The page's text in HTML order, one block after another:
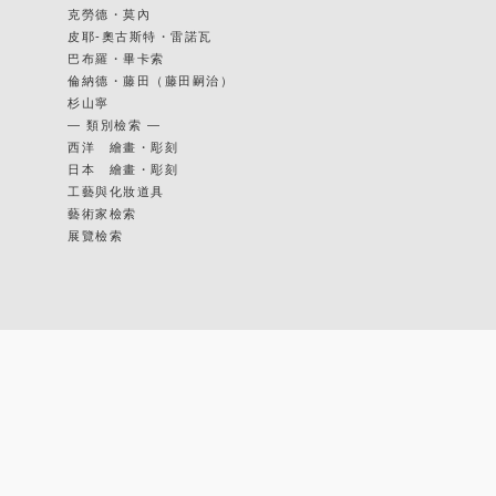
克勞德・莫內
皮耶-奧古斯特・雷諾瓦
巴布羅・畢卡索
倫納德・藤田（藤田嗣治）
杉山寧
— 類別檢索 —
西洋 繪畫・彫刻
日本 繪畫・彫刻
工藝與化妝道具
藝術家檢索
展覽檢索